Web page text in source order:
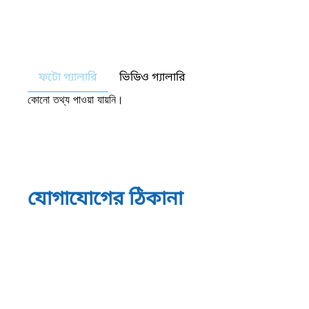
ফটো গ্যালারি ভিডিও গ্যালারি
কোনো তথ্য পাওয়া যায়নি।
যোগাযোগের ঠিকানা